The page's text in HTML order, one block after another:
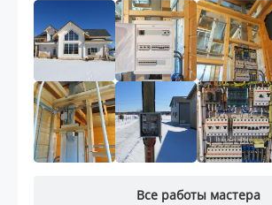
Все работы мастера